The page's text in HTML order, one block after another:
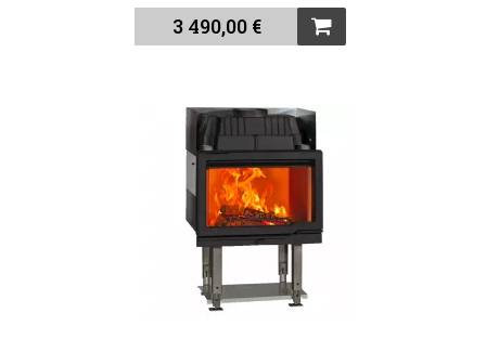
3 490,00 €